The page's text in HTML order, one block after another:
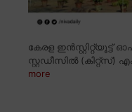
കേരള
സ്റ്റഡീസിൽ (കിറ്റ്സ്)
more